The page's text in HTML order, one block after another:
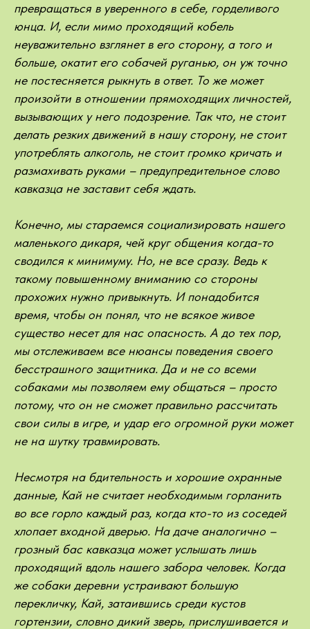
превращаться в уверенного в себе, горделивого
юнца. И, если мимо проходящий кобель
неуважительно взглянет в его сторону, а того и
больше, окатит его собачей руганью, он уж точно
не постесняется рыкнуть в ответ. То же может
произойти в отношении прямоходящих личностей,
вызывающих у него подозрение. Так что, не стоит
делать резких движений в нашу сторону, не стоит
употреблять алкоголь, не стоит громко кричать и
размахивать руками – предупредительное слово
кавказца не заставит себя ждать.
Конечно, мы стараемся социализировать нашего
маленького дикаря, чей круг общения когда-то
сводился к минимуму. Но, не все сразу. Ведь к
такому повышенному вниманию со стороны
прохожих нужно привыкнуть. И понадобится
время, чтобы он понял, что не всякое живое
существо несет для нас опасность. А до тех пор,
мы отслеживаем все нюансы поведения своего
бесстрашного защитника. Да и не со всеми
собаками мы позволяем ему общаться – просто
потому, что он не сможет правильно рассчитать
свои силы в игре, и удар его огромной руки может
не на шутку травмировать.
Несмотря на бдительность и хорошие охранные
данные, Кай не считает необходимым горланить
во все горло каждый раз, когда кто-то из соседей
хлопает входной дверью. На даче аналогично –
грозный бас кавказца может услышать лишь
проходящий вдоль нашего забора человек. Когда
же собаки деревни устраивают большую
перекличку, Кай, затаившись среди кустов
гортензии, словно дикий зверь, прислушивается и